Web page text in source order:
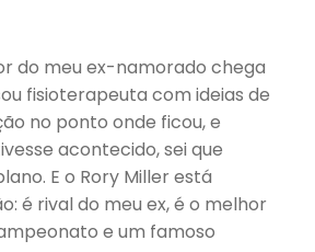
do meu ex-namorado chega
fisioterapeuta com ideias de
no ponto onde ficou, e
acontecido, sei que
E o Rory Miller está
é rival do meu ex, é o melhor
e um famoso